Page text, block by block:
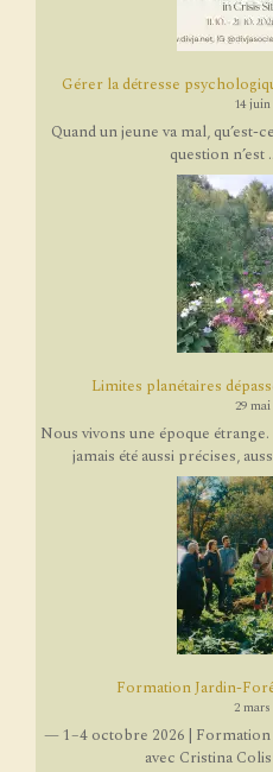
Gérer la détresse
14 juin
Quand un jeune va mal, qu’est-
question n’est
Limites planétaires
29 mai
Nous vivons une époque
jamais été aussi précises,
Formation Jardin-
2 mars
— 1–4 octobre 2026 |
avec Cristina Colis